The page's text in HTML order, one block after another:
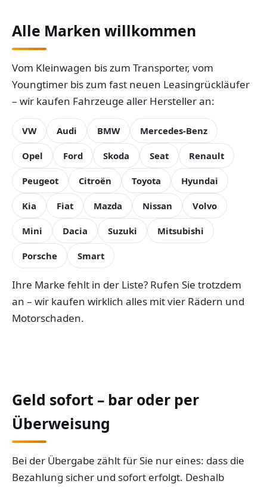
Alle Marken willkommen
Vom Kleinwagen bis zum Transporter, vom
Youngtimer bis zum fast neuen Leasingrückläufer
– wir kaufen Fahrzeuge aller Hersteller an:
VW Audi BMW Mercedes-Benz
Opel Ford Skoda Seat Renault
Peugeot Citroën Toyota Hyundai
Kia Fiat Mazda Nissan Volvo
Mini Dacia Suzuki Mitsubishi
Porsche Smart
Ihre Marke fehlt in der Liste? Rufen Sie trotzdem
an – wir kaufen wirklich alles mit vier Rädern und
Motorschaden.
Geld sofort – bar oder per
Überweisung
Bei der Übergabe zählt für Sie nur eines: dass die
Bezahlung sicher und sofort erfolgt. Deshalb